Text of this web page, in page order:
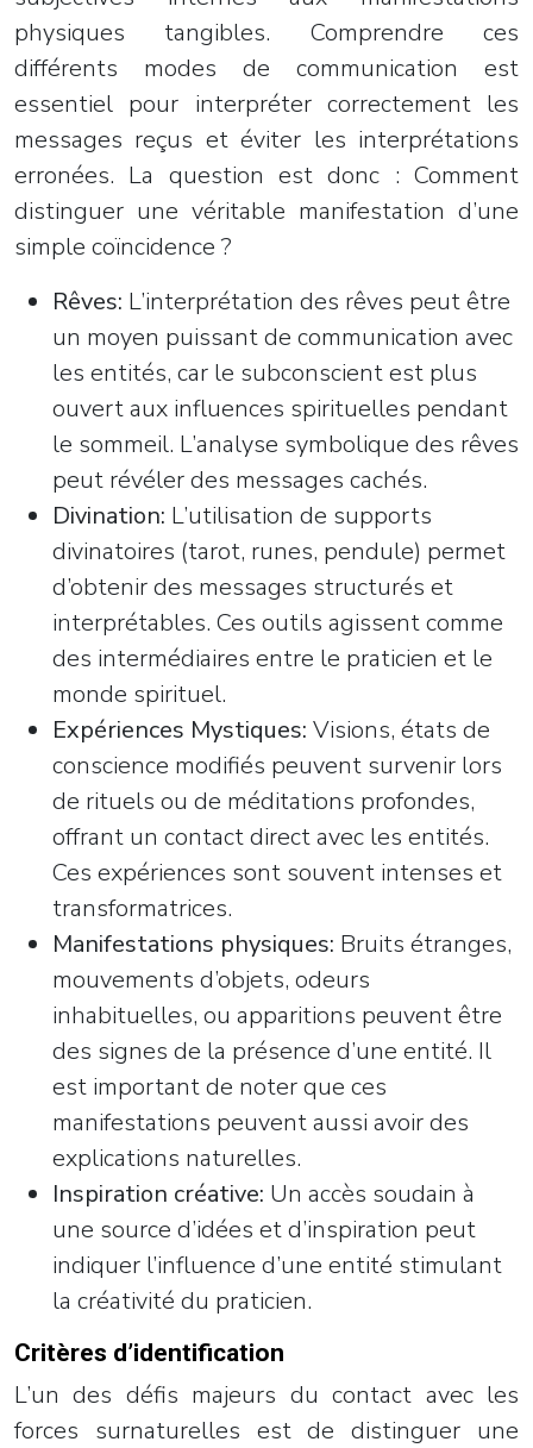
physiques tangibles. Comprendre ces
différents modes de communication est
essentiel pour interpréter correctement les
messages reçus et éviter les interprétations
erronées. La question est donc : Comment
distinguer une véritable manifestation d’une
simple coïncidence ?
Rêves: L’interprétation des rêves peut être
un moyen puissant de communication avec
les entités, car le subconscient est plus
ouvert aux influences spirituelles pendant
le sommeil. L’analyse symbolique des rêves
peut révéler des messages cachés.
Divination: L’utilisation de supports
divinatoires (tarot, runes, pendule) permet
d’obtenir des messages structurés et
interprétables. Ces outils agissent comme
des intermédiaires entre le praticien et le
monde spirituel.
Expériences Mystiques: Visions, états de
conscience modifiés peuvent survenir lors
de rituels ou de méditations profondes,
offrant un contact direct avec les entités.
Ces expériences sont souvent intenses et
transformatrices.
Manifestations physiques: Bruits étranges,
mouvements d’objets, odeurs
inhabituelles, ou apparitions peuvent être
des signes de la présence d’une entité. Il
est important de noter que ces
manifestations peuvent aussi avoir des
explications naturelles.
Inspiration créative: Un accès soudain à
une source d’idées et d’inspiration peut
indiquer l’influence d’une entité stimulant
la créativité du praticien.
Critères d’identification
L’un des défis majeurs du contact avec les
forces surnaturelles est de distinguer une